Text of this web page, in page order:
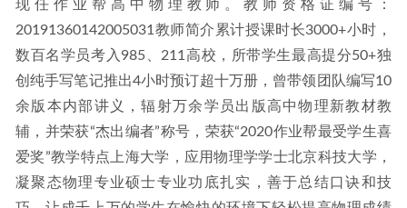
现任作业帮高中物理教师。教师资格证编号：
20191360142005031教师简介累计授课时长3000+小时，
数百名学员考入985、211高校，所带学生最高提分50+独
创纯手写笔记推出4小时预订超十万册，曾带领团队编写10
余版本内部讲义，辐射万余学员出版高中物理新教材教
辅，并荣获“杰出编者”称号，荣获“2020作业帮最受学生喜
爱奖”教学特点上海大学，应用物理学学士北京科技大学，
凝聚态物理专业硕士专业功底扎实，善于总结口诀和技